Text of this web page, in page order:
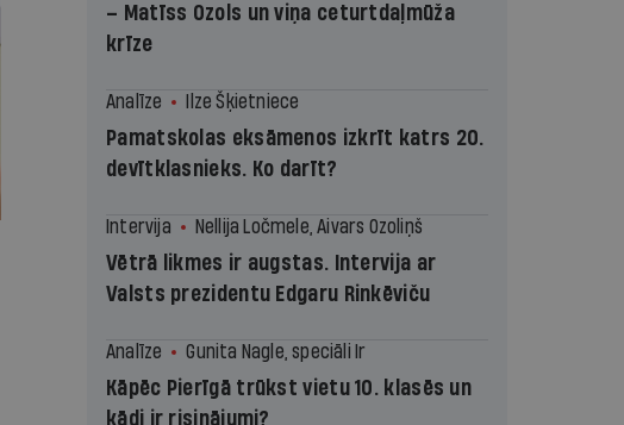
– Matīss Ozols un viņa ceturtdaļmūža
krīze
Analīze Ilze Šķietniece
Pamatskolas eksāmenos izkrīt katrs 20.
devītklasnieks. Ko darīt?
Intervija Nellija Ločmele, Aivars Ozoliņš
Vētrā likmes ir augstas. Intervija ar
Valsts prezidentu Edgaru Rinkēviču
Analīze Gunita Nagle, speciāli Ir
Kāpēc Pierīgā trūkst vietu 10. klasēs un
kādi ir risinājumi?